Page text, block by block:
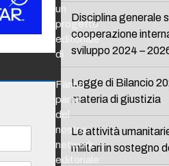
Disciplina generale
cooperazione
sviluppo 2024 –
Legge di Bilancio
materia di giustizia
Le attività
militari in sostegno
un
progetto
editoriale
di
Fanno
parte
del
nostro
network
editoriale: